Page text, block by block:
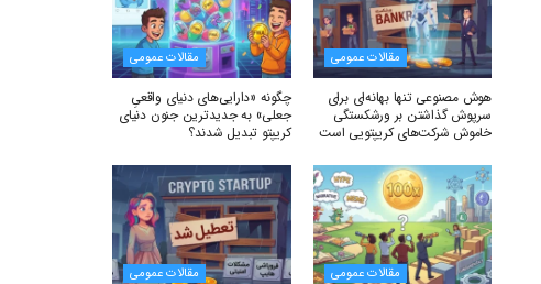
مقالات عمومی
هوش مصنوعی تنها بهانه‌ای برای
سرپوش گذاشتن بر ورشکستگی
خاموش شرکت‌های کریپتویی است
مقالات عمومی
چگونه «دارایی‌های دنیای واقعیِ
جعلی» به جدیدترین جنون دنیای
کریپتو تبدیل شدند؟
مقالات عمومی مقالات عمومی